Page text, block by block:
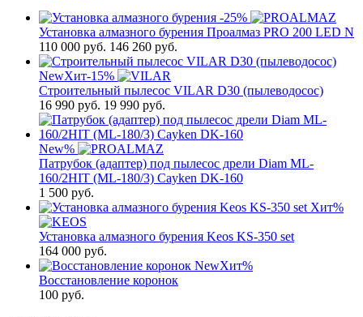
-25%
Установка алмазного бурения Проалмаз PRO 200 LED N
110 000 руб. 146 260 руб.
NewХит-15%
Строительный пылесос VILAR D30 (пылеводосос)
16 990 руб. 19 990 руб.
New%
Патрубок (адаптер) под пылесос дрели Diam ML-
160/2HIT (ML-180/3) Cayken DK-160
1 500 руб.
Хит%
Установка алмазного бурения Keos KS-350 set
164 000 руб.
NewХит%
Восстановление коронок
100 руб.